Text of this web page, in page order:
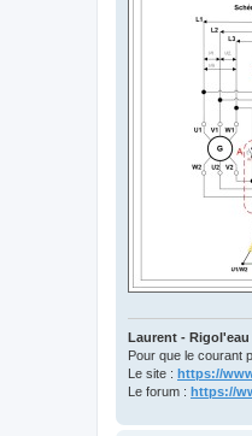
Laurent - Rigol'eau
Pour que le courant
Le site : https://
Le forum : https://